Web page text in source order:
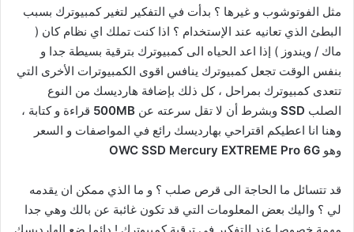
مثل الفوتوشوب و غيرها ؟ بدأت في التفكير لتغير كمبيوترك بسبب
البطئ الذي تعانيه عند الإستخدام ؟ اذا كنت تملك اي نظام كان (
ماك / ويندوز ) إذا اعد الحياه الى كمبيوترك بترقية بسيطة جدا و
بنفس الوقت تجعل كمبيوترك ينافس اقوى الكمبيوترات الأخرى التي
تتعدى كمبيوترك بمراحل ، كل ذلك بإضافة هارديسك من النوع
الصلب SSD وبشرط أن لا تقل سرعته عن 500MB قراءة و كتابة ،
وهنا انا اعطيكم اقتراحي بهارديسك رائع في المواصفات و السعر
وهو OWC SSD Mercury EXTREME Pro 6G
قد تتسائل ما الحاجة الى قرص صلب ؟ و ما الذي ممكن ان يقدمه
لي ؟ واليك بعض المعلومات التي قد تكون غائبة عن بالك وهي جدا
مهمة خصوصا عند التفكير في ترقية كمبيوترك ! دائما ضع الهارديسك